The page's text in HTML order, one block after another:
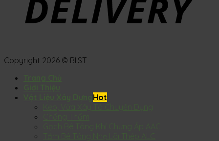
Copyright 2026 © BI:ST
Trang Chủ
Giới Thiệu
Vật Liệu Xây Dựng
Keo, Vữa Xây Tô Chuyên Dụng
Gạch Bê Tông Khí Chưng Áp AAC
Tấm Bê Tông Nhẹ Lõi Thép ALC